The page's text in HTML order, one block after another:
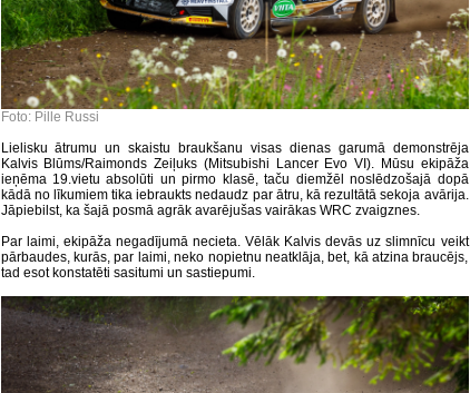
Foto: Pille Russi
Lielisku ātrumu un skaistu braukšanu visas dienas garumā demonstrēja
Kalvis Blūms/Raimonds Zeiļuks (Mitsubishi Lancer Evo VI). Mūsu ekipāža
ieņēma 19.vietu absolūti un pirmo klasē, taču diemžēl noslēdzošajā dopā
kādā no līkumiem tika iebraukts nedaudz par ātru, kā rezultātā sekoja avārija.
Jāpiebilst, ka šajā posmā agrāk avarējušas vairākas WRC zvaigznes.
Par laimi, ekipāža negadījumā necieta. Vēlāk Kalvis devās uz slimnīcu veikt
pārbaudes, kurās, par laimi, neko nopietnu neatklāja, bet, kā atzina braucējs,
tad esot konstatēti sasitumi un sastiepumi.